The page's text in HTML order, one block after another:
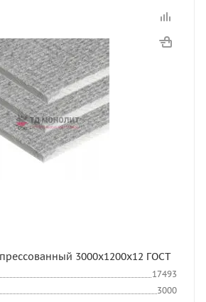
3000x1200x12 ГОСТ
17493
3000